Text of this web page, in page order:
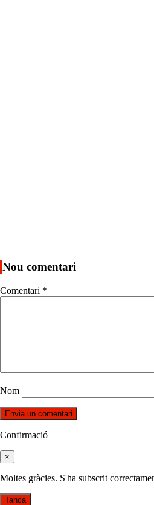
Nou comentari
Comentari *
Nom
Confirmació
×
Moltes gràcies. S'ha subscrit
Tanca